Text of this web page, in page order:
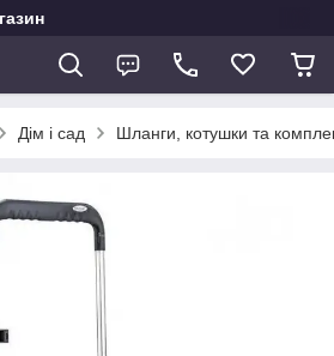
Дім і сад Шланги, котушки та